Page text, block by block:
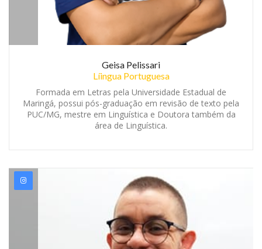
Geisa Pelissari
Líingua Portuguesa
Formada em Letras pela Universidade Estadual de
Maringá, possui pós-graduação em revisão de texto pela
PUC/MG, mestre em Linguística e Doutora também da
área de Linguística.